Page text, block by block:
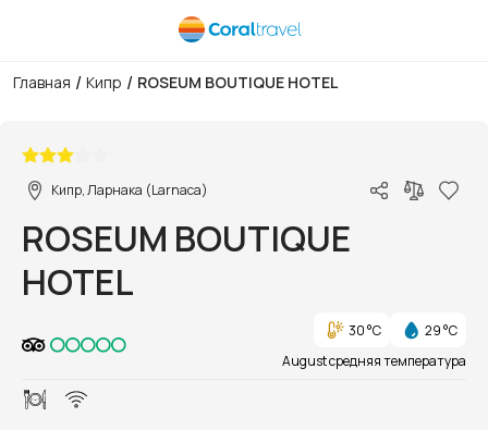
Главная / Кипр / ROSEUM BOUTIQUE HOTEL
Кипр, Ларнака (Larnaca)
ROSEUM BOUTIQUE
HOTEL
30 °C
29 °C
August средняя температура